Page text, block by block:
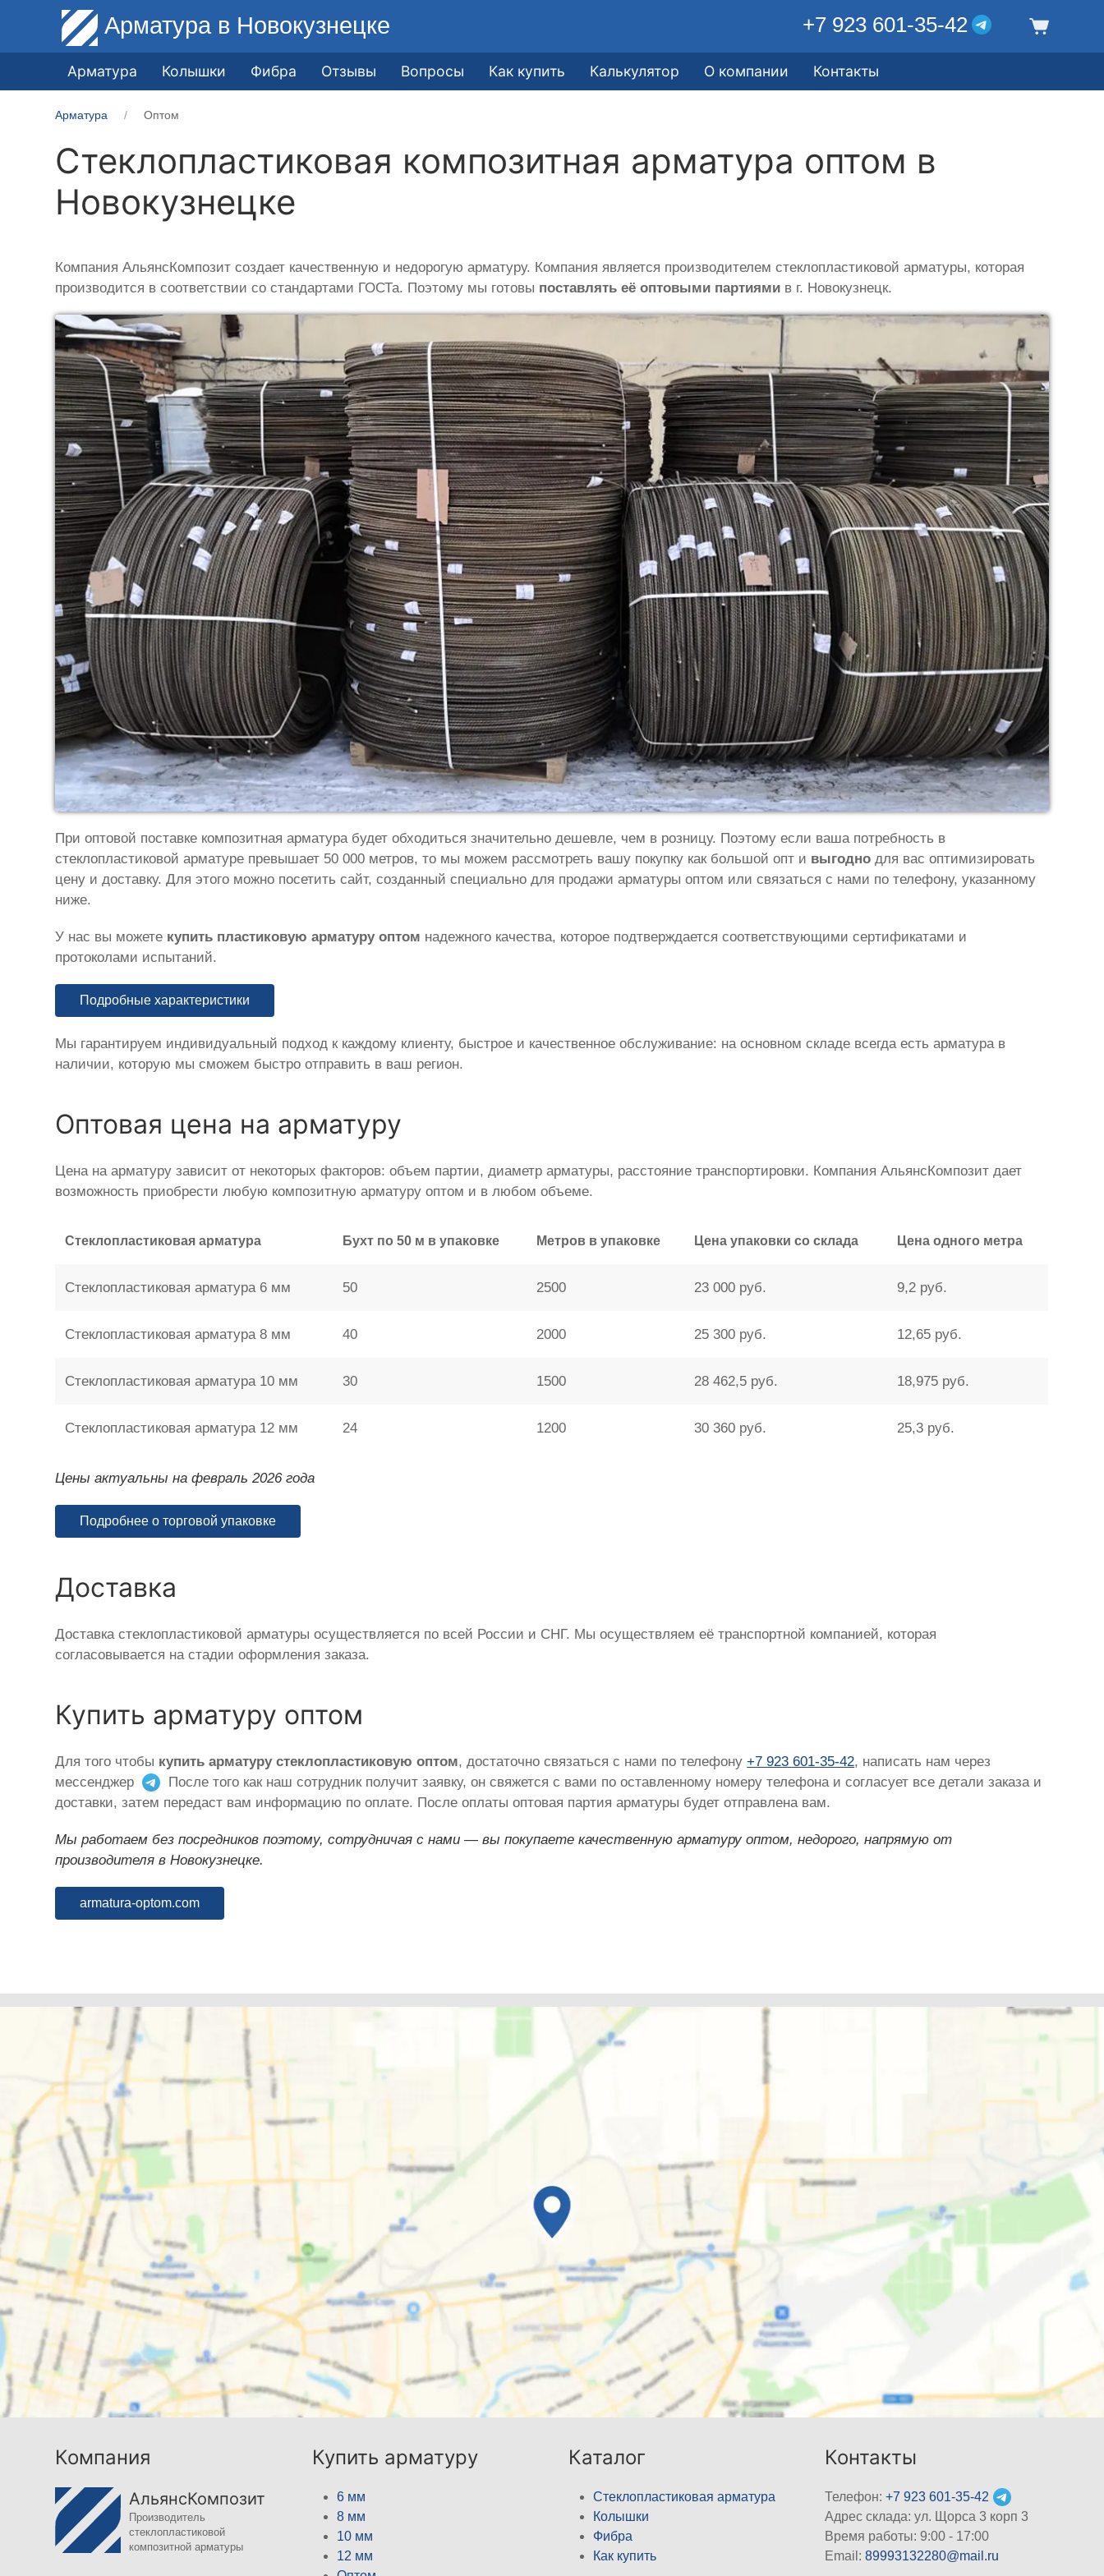
Арматура в Новокузнецке +7 923 601-35-42
Арматура Колышки Фибра Отзывы Вопросы Как купить Калькулятор О компании Контакты
Арматура Оптом
Стеклопластиковая композитная арматура оптом в
Новокузнецке
Компания АльянсКомпозит создает качественную и недорогую арматуру. Компания является производителем стеклопластиковой арматуры, которая
производится в соответствии со стандартами ГОСТа. Поэтому мы готовы поставлять её оптовыми партиями в г. Новокузнецк.
При оптовой поставке композитная арматура будет обходиться значительно дешевле, чем в розницу. Поэтому если ваша потребность в
стеклопластиковой арматуре превышает 50 000 метров, то мы можем рассмотреть вашу покупку как большой опт и выгодно для вас оптимизировать
цену и доставку. Для этого можно посетить сайт, созданный специально для продажи арматуры оптом или связаться с нами по телефону, указанному
ниже.
У нас вы можете купить пластиковую арматуру оптом надежного качества, которое подтверждается соответствующими сертификатами и
протоколами испытаний.
Подробные характеристики
Мы гарантируем индивидуальный подход к каждому клиенту, быстрое и качественное обслуживание: на основном складе всегда есть арматура в
наличии, которую мы сможем быстро отправить в ваш регион.
Оптовая цена на арматуру
Цена на арматуру зависит от некоторых факторов: объем партии, диаметр арматуры, расстояние транспортировки. Компания АльянсКомпозит дает
возможность приобрести любую композитную арматуру оптом и в любом объеме.
Стеклопластиковая арматура Бухт по 50 м в упаковке Метров в упаковке Цена упаковки со склада Цена одного метра
Стеклопластиковая арматура 6 мм 50 2500 23 000 руб. 9,2 руб.
Стеклопластиковая арматура 8 мм 40 2000 25 300 руб. 12,65 руб.
Стеклопластиковая арматура 10 мм 30 1500 28 462,5 руб. 18,975 руб.
Стеклопластиковая арматура 12 мм 24 1200 30 360 руб. 25,3 руб.
Цены актуальны на февраль 2026 года
Подробнее о торговой упаковке
Доставка
Доставка стеклопластиковой арматуры осуществляется по всей России и СНГ. Мы осуществляем её транспортной компанией, которая
согласовывается на стадии оформления заказа.
Купить арматуру оптом
Для того чтобы купить арматуру стеклопластиковую оптом, достаточно связаться с нами по телефону+7 923 601-35-42, написать нам через
мессенджер
После того как наш сотрудник получит заявку, он свяжется с вами по оставленному номеру телефона и согласует все детали заказа и
доставки, затем передаст вам информацию по оплате. После оплаты оптовая партия арматуры будет отправлена вам.
Мы работаем без посредников поэтому, сотрудничая с нами — вы покупаете качественную арматуру оптом, недорого, напрямую от
производителя в Новокузнецке.
armatura-optom.com
Компания
АльянсКомпозит
Производитель
стеклопластиковой
композитной арматуры
Купить арматуру
6 мм
8 мм
10 мм
12 мм
Каталог
Стеклопластиковая арматура
Колышки
Фибра
Как купить
Контакты
Телефон:+7 923 601-35-42
Адрес склада: ул. Щорса 3 корп 3
Время работы: 9:00 - 17:00
Email:89993132280@mail.ru